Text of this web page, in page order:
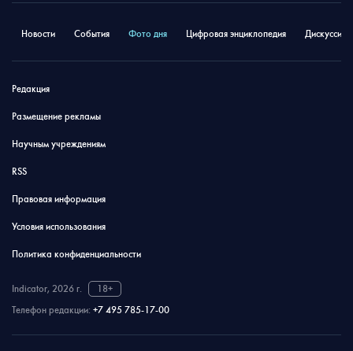
Новости События Фото дня Цифровая энциклопедия
Редакция
Размещение рекламы
Научным учреждениям
RSS
Правовая информация
Условия использования
Политика конфиденциальности
Indicator, 2026 г.
18+
Телефон редакции: +7 495 785-17-00